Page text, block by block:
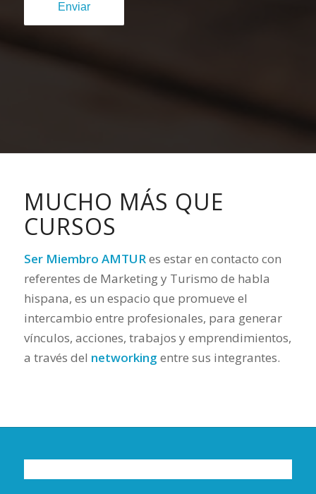
MUCHO MÁS QUE
CURSOS
Ser Miembro AMTURes estar en contacto con
referentes de Marketing y Turismo de habla
hispana, es un espacio que promueve el
intercambio entre profesionales, para generar
vínculos, acciones, trabajos y emprendimientos,
a través del networking entre sus integrantes.